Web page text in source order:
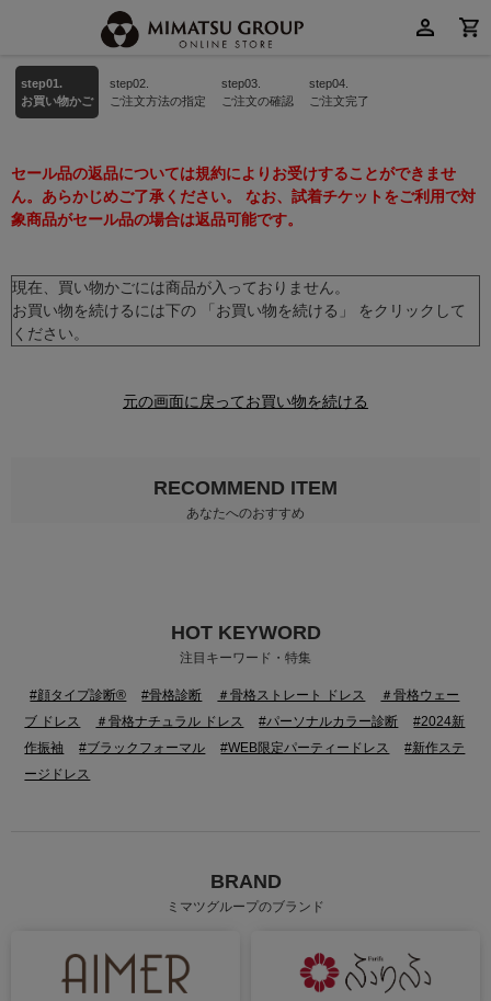
step01.
お買い物かご
step02.
ご注文方法の指定
step03.
ご注文の確認
step04.
ご注文完了
セール品の返品については規約によりお受けすることができませ
ん。あらかじめご了承ください。 なお、試着チケットをご利用で対
象商品がセール品の場合は返品可能です。
現在、買い物かごには商品が入っておりません。
お買い物を続けるには下の 「お買い物を続ける」 をクリックして
ください。
元の画面に戻ってお買い物を続ける
RECOMMEND ITEM
あなたへのおすすめ
HOT KEYWORD
注目キーワード・特集
#顔タイプ診断® #骨格診断 ＃骨格ストレート ドレス
＃骨格ウェー
ブ ドレス
＃骨格ナチュラル ドレス #パーソナルカラー診断
#2024新
作振袖
#ブラックフォーマル #WEB限定パーティードレス
#新作ステ
ージドレス
BRAND
ミマツグループのブランド